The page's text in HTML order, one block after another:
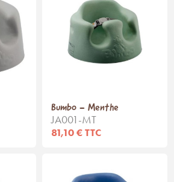
Bumbo - Menthe
JA001-MT
81,10 € TTC